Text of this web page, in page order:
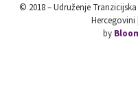
© 2018 – Udruženje
Hercegovini
by